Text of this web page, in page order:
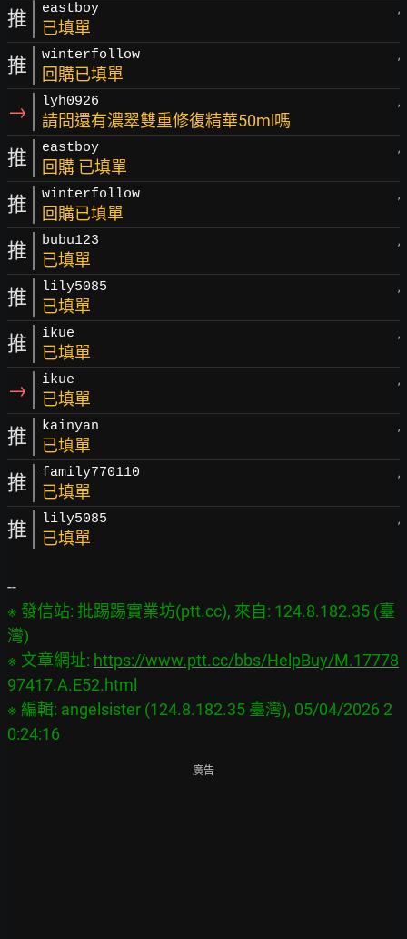
推 eastboy ,
已填單
推 winterfollow ,
回購已填單
→ lyh0926 ,
請問還有濃翠雙重修復精華50ml嗎
推 eastboy ,
回購 已填單
推 winterfollow ,
回購已填單
推 bubu123 ,
已填單
推 lily5085 ,
已填單
推 ikue ,
已填單
→ ikue ,
已填單
推 kainyan ,
已填單
推 family770110 ,
已填單
推 lily5085 ,
已填單
※ 發信站: 批踢踢實業坊(ptt.cc), 來自: 124.8.182.35 (臺
灣)
※ 文章網址: https://www.ptt.cc/bbs/HelpBuy/M.17778
97417.A.E52.html
※ 編輯: angelsister (124.8.182.35 臺灣), 05/04/2026 2
廣告